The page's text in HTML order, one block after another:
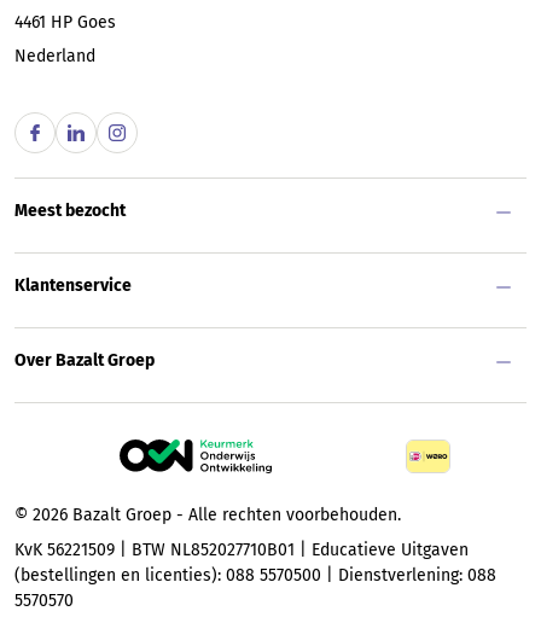
4461 HP Goes
Nederland
Meest bezocht
Klantenservice
Over Bazalt Groep
© 2026 Bazalt Groep - Alle rechten voorbehouden.
KvK 56221509 | BTW NL852027710B01 | Educatieve Uitgaven
(bestellingen en licenties): 088 5570500 | Dienstverlening: 088
5570570